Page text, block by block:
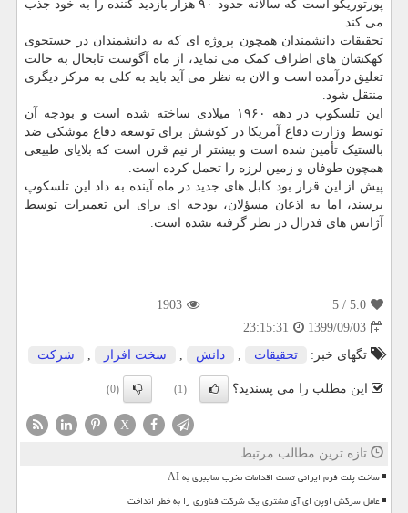
پورتوریکو است که سالانه حدود ۹۰ هزار بازدید کننده را به خود جذب
می کند.
تحقیقات دانشمندان همچون پروژه ای که به دانشمندان در جستجوی
کهکشان های اطراف کمک می نماید، از ماه آگوست تابحال به حالت
تعلیق درآمده است و الان به نظر می آید باید به کلی به مرکز دیگری
منتقل شود.
این تلسکوپ در دهه ۱۹۶۰ میلادی ساخته شده است و بودجه آن
توسط وزارت دفاع آمریکا در کوشش برای توسعه دفاع موشکی ضد
بالستیک تأمین شده است و بیشتر از نیم قرن است که بلایای طبیعی
همچون طوفان و زمین لرزه را تحمل کرده است.
پیش از این قرار بود کابل های جدید در ماه آینده به داد این تلسکوپ
برسند، اما به اذعان مسؤلان، بودجه ای برای این تعمیرات توسط
آژانس های فدرال در نظر گرفته نشده است.
5.0
/ 5
1903
1399/09/03
23:15:31
تگهای خبر:
تحقیقات , دانش , سخت افزار , شركت
این مطلب را می پسندید؟ (1)
(0)
X
تازه ترین مطالب مرتبط
ساخت پلت فرم ایرانی تست اقدامات مخرب سایبری به AI
عامل سرکش اوپن ای آی مشتری یک شرکت فناوری را به خطر انداخت